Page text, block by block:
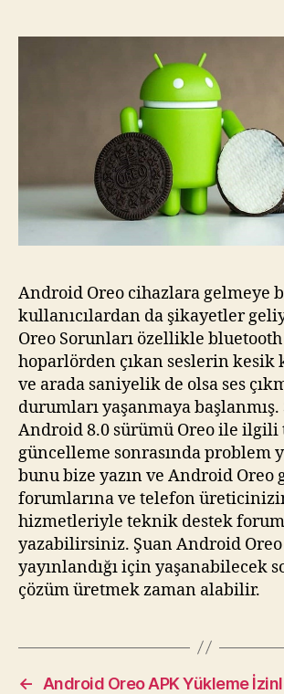
Android Oreo cihazlara gelmeye
kullanıcılardan da şikayetler
Oreo Sorunları özellikle bluetooth
hoparlörden çıkan seslerin kesik
ve arada saniyelik de olsa ses
durumları yaşanmaya başlanmış.
Android 8.0 sürümü Oreo ile ilgili
güncelleme sonrasında problem
bunu bize yazın ve Android
forumlarına ve telefon
hizmetleriyle teknik destek
yazabilirsiniz. Şuan Android
yayınlandığı için yaşanabilecek
çözüm üretmek zaman alabilir.
←
Android Oreo APK Yükleme